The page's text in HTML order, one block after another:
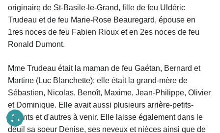
originaire de St-Basile-le-Grand, fille de feu Uldéric
Trudeau et de feu Marie-Rose Beauregard, épouse en
1res noces de feu Fabien Rioux et en 2es noces de feu
Ronald Dumont.
Mme Trudeau était la maman de feu Gaétan, Bernard et
Martine (Luc Blanchette); elle était la grand-mère de
Sébastien, Nicolas, Benoît, Maxime, Jean-Philippe, Olivier
et Dominique. Elle avait aussi plusieurs arrière-petits-
enfants et d'autres à venir. Elle laisse également dans le
deuil sa soeur Denise, ses neveux et nièces ainsi que de